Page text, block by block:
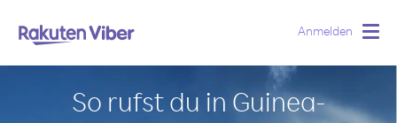
Anmelden
So rufst du in Guinea-